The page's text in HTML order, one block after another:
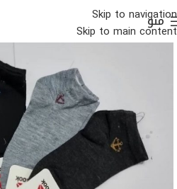
Skip to navigation
Skip to main content
منو